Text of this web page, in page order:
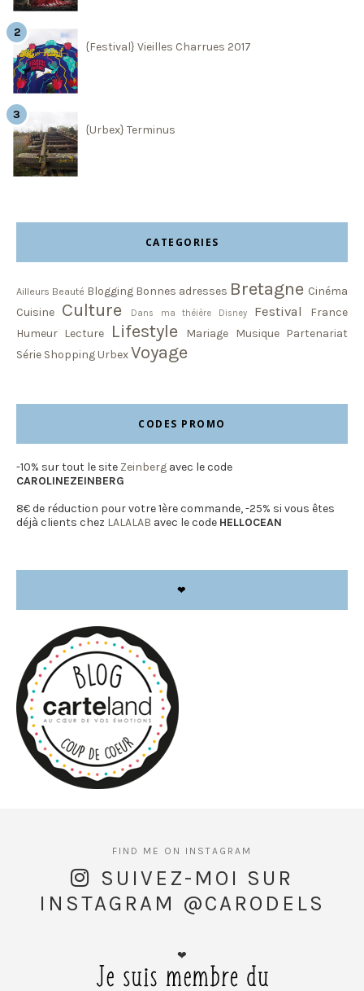
{Festival} Vieilles Charrues 2017
{Urbex} Terminus
CATEGORIES
Ailleurs Beauté Blogging Bonnes adresses Bretagne Cinéma
Cuisine Culture Dans ma théière Disney Festival
France
Humeur Lecture Lifestyle Mariage Musique Partenariat
Série ShoppingUrbexVoyage
CODES PROMO
-10% sur tout le site Zeinberg avec le code
CAROLINEZEINBERG
8€ de réduction pour votre 1ère commande, -25% si vous êtes
déjà clients chez LALALAB avec le code HELLOCEAN
❤
SUIVEZ-MOI SUR
INSTAGRAM @CARODELS
❤